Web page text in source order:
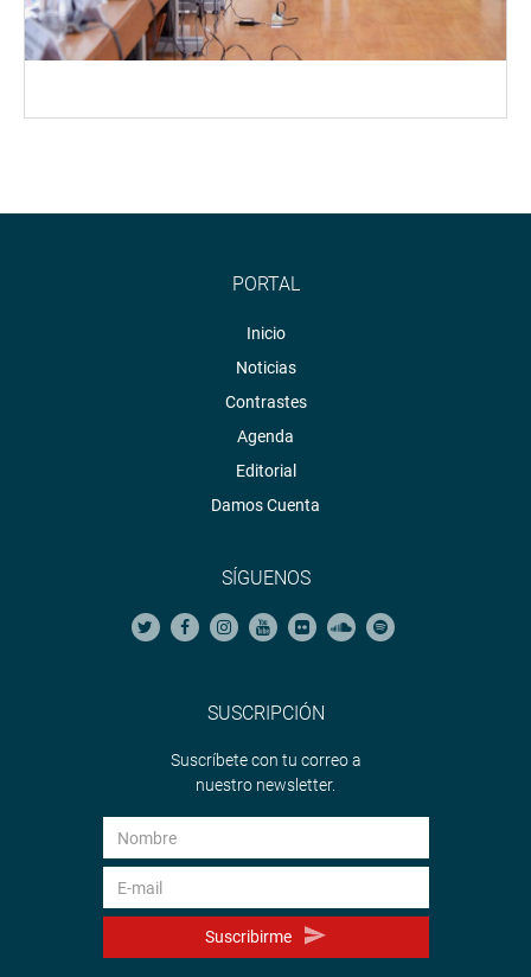
PORTAL
Inicio
Noticias
Contrastes
Agenda
Editorial
Damos Cuenta
SÍGUENOS
SUSCRIPCIÓN
Suscríbete con tu correo a
nuestro newsletter.
Suscribirme